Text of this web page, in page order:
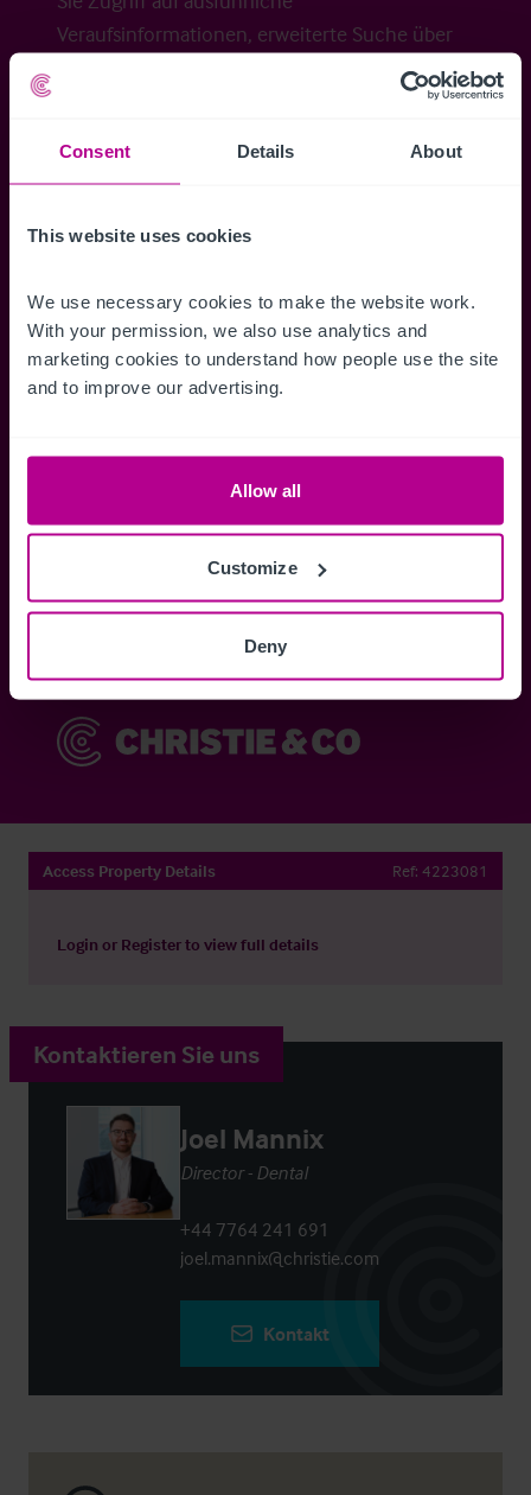
Consent Details About
This website uses cookies
We use necessary cookies to make the website work.
With your permission, we also use analytics and
marketing cookies to understand how people use the site
and to improve our advertising.
Allow all
Customize
Deny
Veraufsinformationen, erweiterte Suche über
erhalten.
Zugriff auf alle
Informationen
Erhalten Sie Zugriff auf alle
Speichern
Sie haben bereits ein Konto?
Access Property Details Ref: 4223081
Login or Registerto view full details
Kontaktieren Sie uns
Joel Mannix
Director - Dental
+44 7764 241 691
joel.mannix@christie.com
Kontakt